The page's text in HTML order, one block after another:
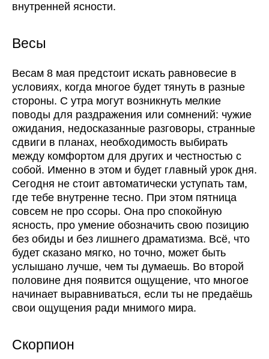
внутренней ясности.
Весы
Весам 8 мая предстоит искать равновесие в
условиях, когда многое будет тянуть в разные
стороны. С утра могут возникнуть мелкие
поводы для раздражения или сомнений: чужие
ожидания, недосказанные разговоры, странные
сдвиги в планах, необходимость выбирать
между комфортом для других и честностью с
собой. Именно в этом и будет главный урок дня.
Сегодня не стоит автоматически уступать там,
где тебе внутренне тесно. При этом пятница
совсем не про ссоры. Она про спокойную
ясность, про умение обозначить свою позицию
без обиды и без лишнего драматизма. Всё, что
будет сказано мягко, но точно, может быть
услышано лучше, чем ты думаешь. Во второй
половине дня появится ощущение, что многое
начинает выравниваться, если ты не предаёшь
свои ощущения ради мнимого мира.
Скорпион